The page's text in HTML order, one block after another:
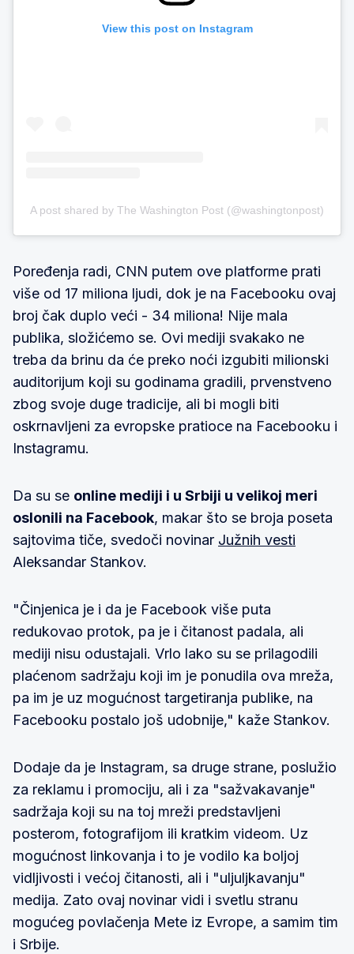
View this post on Instagram
A post shared by The Washington Post (@washingtonpost)
Poređenja radi, CNN putem ove platforme prati
više od 17 miliona ljudi, dok je na Facebooku ovaj
broj čak duplo veći - 34 miliona! Nije mala
publika, složićemo se. Ovi mediji svakako ne
treba da brinu da će preko noći izgubiti milionski
auditorijum koji su godinama gradili, prvenstveno
zbog svoje duge tradicije, ali bi mogli biti
oskrnavljeni za evropske pratioce na Facebooku i
Instagramu.
Da su se online mediji i u Srbiji u velikoj meri
oslonili na Facebook, makar što se broja poseta
sajtovima tiče, svedoči novinar Južnih vesti
Aleksandar Stankov.
"Činjenica je i da je Facebook više puta
redukovao protok, pa je i čitanost padala, ali
mediji nisu odustajali. Vrlo lako su se prilagodili
plaćenom sadržaju koji im je ponudila ova mreža,
pa im je uz mogućnost targetiranja publike, na
Facebooku postalo još udobnije," kaže Stankov.
Dodaje da je Instagram, sa druge strane, poslužio
za reklamu i promociju, ali i za "sažvakavanje"
sadržaja koji su na toj mreži predstavljeni
posterom, fotografijom ili kratkim videom. Uz
mogućnost linkovanja i to je vodilo ka boljoj
vidljivosti i većoj čitanosti, ali i "uljuljkavanju"
medija. Zato ovaj novinar vidi i svetlu stranu
mogućeg povlačenja Mete iz Evrope, a samim tim
i Srbije.